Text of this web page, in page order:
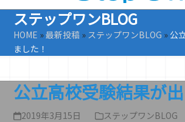
ステップワンBLOG
HOME »最新投稿 » ステップワンBLOG » 公
ました！
公立高校受験結果が
2019年3月15日 ステップワンBLOG